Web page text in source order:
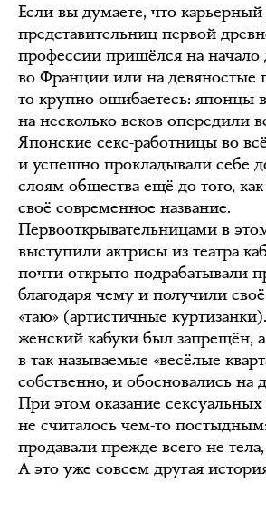
Если вы думаете, что карьерный
представительниц первой
профессии пришёлся на начало
во Франции или на девяностые
то крупно ошибаетесь: японцы
на несколько веков опередили
Японские секс-работницы во
и успешно прокладывали себе
слоям общества ещё до того,
своё современное название.
Первооткрывательницами в
выступили актрисы из театра
почти открыто подрабатывали
благодаря чему и получили
«таю» (артистичные
женский кабуки был запрещён,
в так называемые «весёлые
собственно, и обосновались на
При этом оказание сексуальных
не считалось чем-то
продавали прежде всего не
А это уже совсем другая